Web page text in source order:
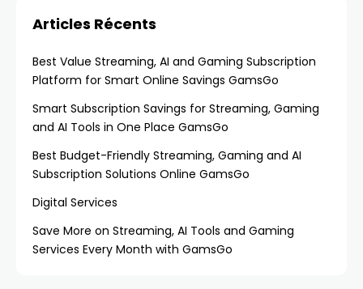
Articles Récents
Best Value Streaming, AI and Gaming Subscription
Platform for Smart Online Savings GamsGo
Smart Subscription Savings for Streaming, Gaming
and AI Tools in One Place GamsGo
Best Budget-Friendly Streaming, Gaming and AI
Subscription Solutions Online GamsGo
Digital Services
Save More on Streaming, AI Tools and Gaming
Services Every Month with GamsGo